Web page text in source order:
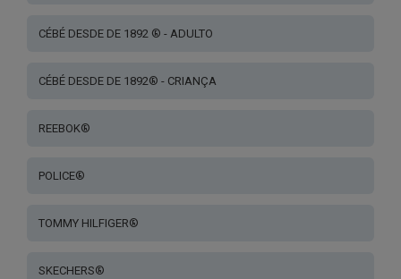
CÉBÉ DESDE DE 1892 ® - ADULTO
CÉBÉ DESDE DE 1892® - CRIANÇA
REEBOK®
POLICE®
TOMMY HILFIGER®
SKECHERS®